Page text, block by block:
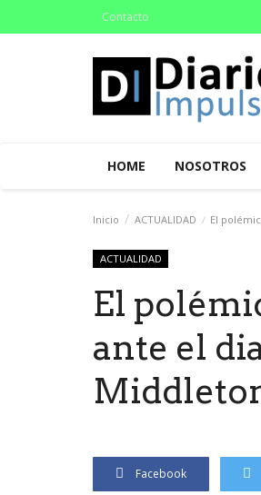
Contacto
HOME NOSOTROS
Inicio ACTUALIDAD El
ACTUALIDAD
El
ante el
Facebook